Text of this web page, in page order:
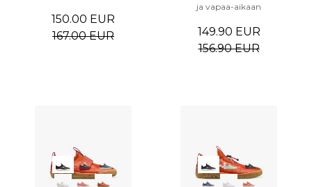
150.00 EUR
167.00 EUR
ja vapaa-aikaan
149.90 EUR
156.90 EUR